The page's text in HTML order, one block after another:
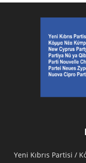
Υeni Kıbrıs Partisi /